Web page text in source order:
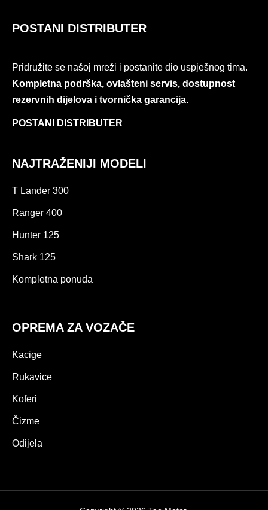
POSTANI DISTRIBUTER
Pridružite se našoj mreži i postanite dio uspješnog tima.
Kompletna podrška, ovlašteni servis, dostupnost
rezervnih dijelova i tvornička garancija.
POSTANI DISTRIBUTER
NAJTRAŽENIJI MODELI
T Lander 300
Ranger 400
Hunter 125
Shark 125
Kompletna ponuda
OPREMA ZA VOZAČE
Kacige
Rukavice
Koferi
Čizme
Odijela